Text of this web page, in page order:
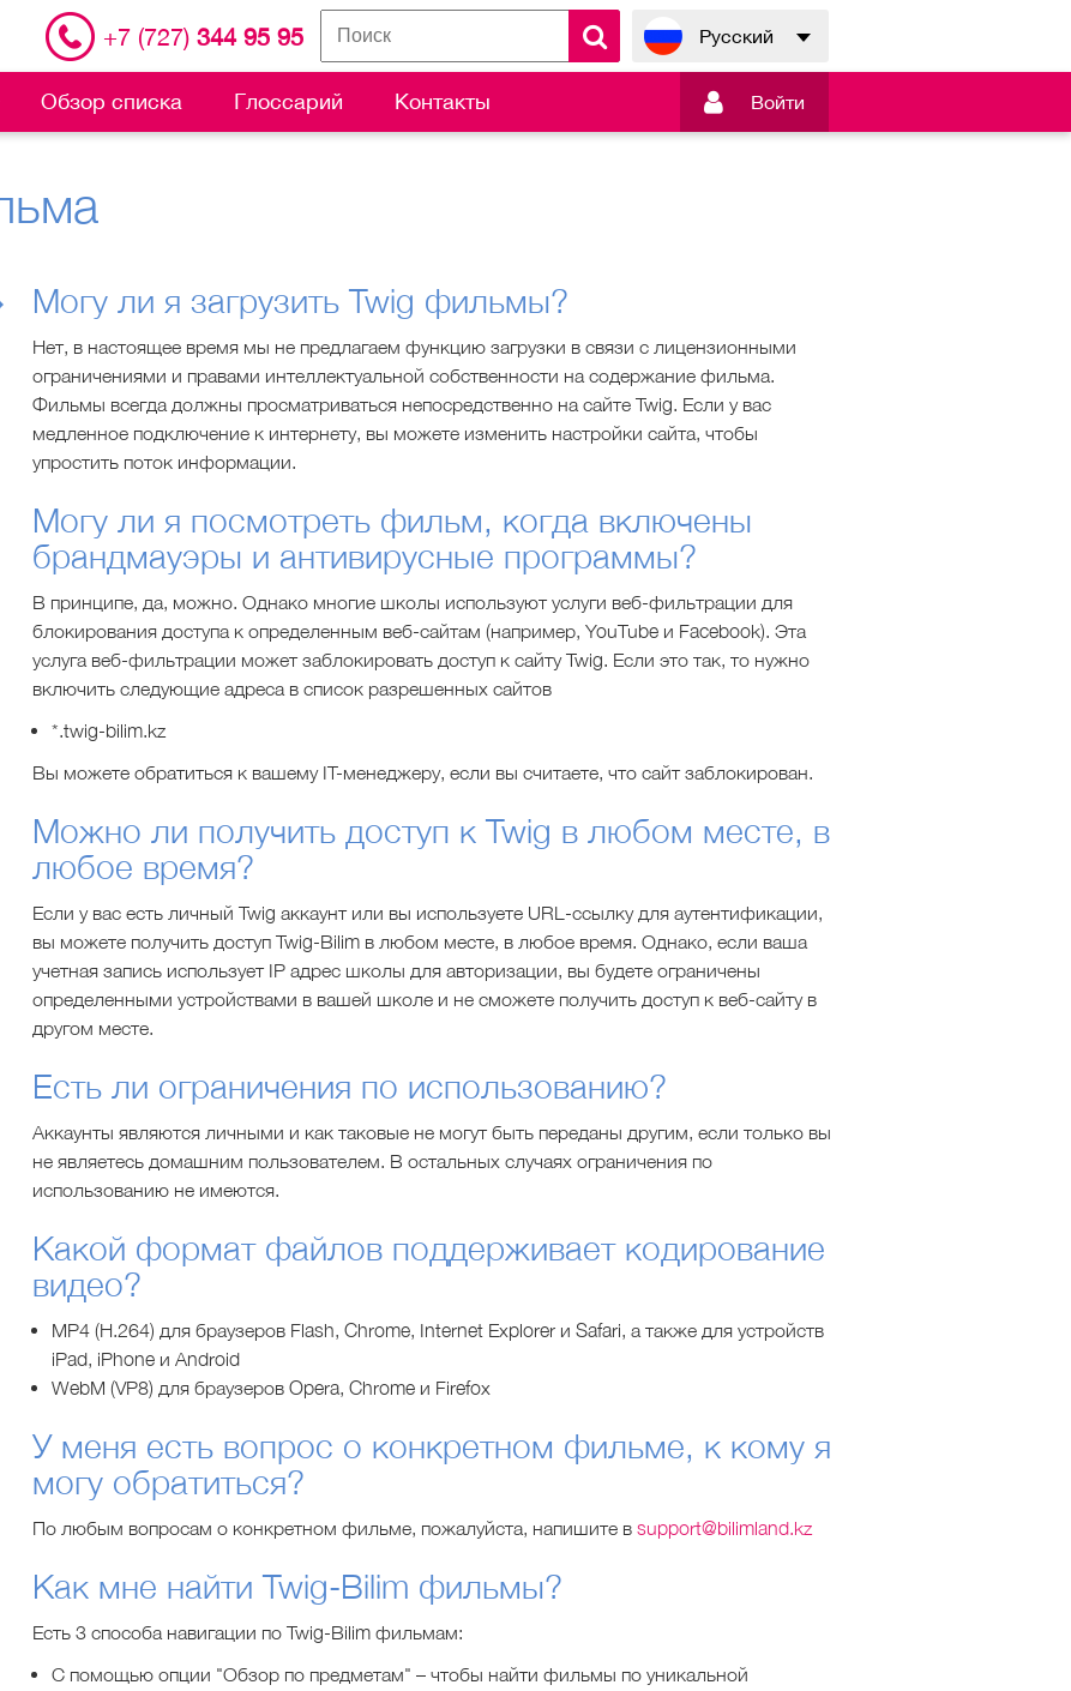
+7 (727) 344 95 95 Русский
Обзор списка Глоссарий Контакты  Войти
Могу ли я загрузить Twig фильмы?
Нет, в настоящее время мы не предлагаем функцию загрузки в связи с лицензионными
ограничениями и правами интеллектуальной собственности на содержание фильма.
Фильмы всегда должны просматриваться непосредственно на сайте Twig. Если у вас
медленное подключение к интернету, вы можете изменить настройки сайта, чтобы
упростить поток информации.
Могу ли я посмотреть фильм, когда включены
брандмауэры и антивирусные программы?
В принципе, да, можно. Однако многие школы используют услуги веб-фильтрации для
блокирования доступа к определенным веб-сайтам (например, YouTube и Facebook). Эта
услуга веб-фильтрации может заблокировать доступ к сайту Twig. Если это так, то нужно
включить следующие адреса в список разрешенных сайтов
*.twig-bilim.kz
Вы можете обратиться к вашему IT-менеджеру, если вы считаете, что сайт заблокирован.
Можно ли получить доступ к Twig в любом месте, в
любое время?
Если у вас есть личный Twig аккаунт или вы используете URL-ссылку для аутентификации,
вы можете получить доступ Twig-Bilim в любом месте, в любое время. Однако, если ваша
учетная запись использует IP адрес школы для авторизации, вы будете ограничены
определенными устройствами в вашей школе и не сможете получить доступ к веб-сайту в
другом месте.
Есть ли ограничения по использованию?
Аккаунты являются личными и как таковые не могут быть переданы другим, если только вы
не являетесь домашним пользователем. В остальных случаях ограничения по
использованию не имеются.
Какой формат файлов поддерживает кодирование
видео?
MP4 (H.264) для браузеров Flash, Chrome, Internet Explorer и Safari, а также для устройств
iPad, iPhone и Android
WebM (VP8) для браузеров Opera, Chrome и Firefox
У меня есть вопрос о конкретном фильме, к кому я
могу обратиться?
По любым вопросам о конкретном фильме, пожалуйста, напишите в support@bilimland.kz
Как мне найти Twig-Bilim фильмы?
Есть 3 способа навигации по Twig-Bilim фильмам:
С помощью опции "Обзор по предметам" – чтобы найти фильмы по уникальной